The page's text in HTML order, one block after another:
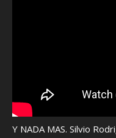
Y NADA MAS. Silvio